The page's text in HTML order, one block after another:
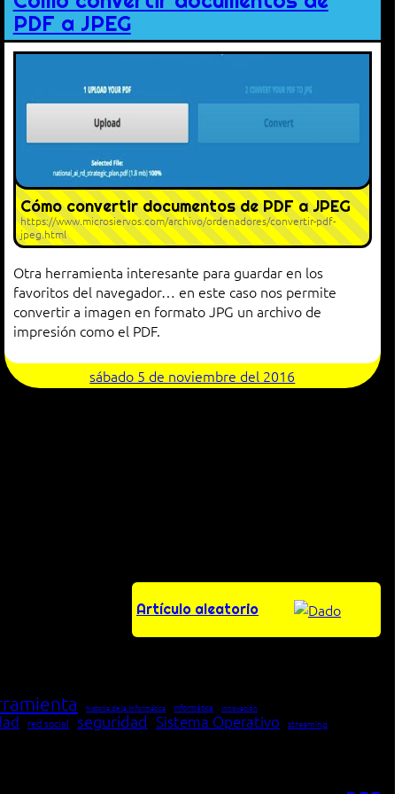
PDF a JPEG
Cómo convertir documentos de PDF a JPEG
https://www.microsiervos.com/archivo/ordenadores/convertir-pdf-
jpeg.html
Otra herramienta interesante para guardar en los
favoritos del navegador… en este caso nos permite
convertir a imagen en formato JPG un archivo de
impresión como el PDF.
sábado 5 de noviembre del 2016
Artículo aleatorio
historia de la Informática Informática innovación
red social seguridad Sistema Operativo streaming